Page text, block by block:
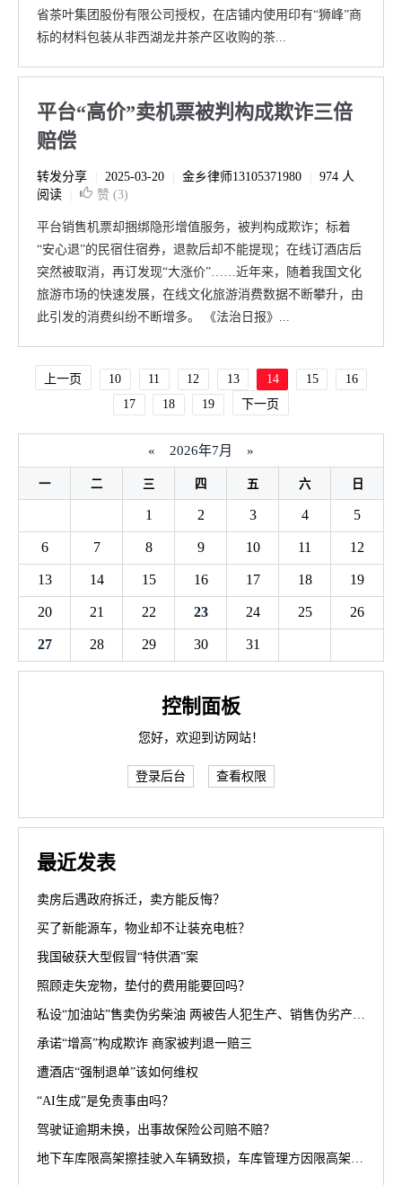
省茶叶集团股份有限公司授权，在店铺内使用印有“狮峰”商
标的材料包装从非西湖龙井茶产区收购的茶...
平台“高价”卖机票被判构成欺诈三倍
赔偿
转发分享 2025-03-20 金乡律师13105371980
974 人
阅读
赞 (3)
平台销售机票却捆绑隐形增值服务，被判构成欺诈；标着
“安心退”的民宿住宿券，退款后却不能提现；在线订酒店后
突然被取消，再订发现“大涨价”……近年来，随着我国文化
旅游市场的快速发展，在线文化旅游消费数据不断攀升，由
此引发的消费纠纷不断增多。 《法治日报》...
上一页 10 11 12 13 14 15
16
17
18 19 下一页
« 2026年7月 »
一 二 三 四 五 六 日
1 2 3 4 5
6 7 8 9 10 11 12
13 14 15 16 17 18 19
20 21 22 23 24 25 26
27 28 29 30 31
控制面板
您好，欢迎到访网站！
登录后台 查看权限
最近发表
卖房后遇政府拆迁，卖方能反悔？
买了新能源车，物业却不让装充电桩？
我国破获大型假冒“特供酒”案
照顾走失宠物，垫付的费用能要回吗？
私设“加油站”售卖伪劣柴油 两被告人犯生产、销售伪劣产品罪获刑罚
承诺“增高”构成欺诈 商家被判退一赔三
遭酒店“强制退单”该如何维权
“AI生成”是免责事由吗？
驾驶证逾期未换，出事故保险公司赔不赔？
地下车库限高架擦挂驶入车辆致损，车库管理方因限高架设置高度不符合规范被判担责70%